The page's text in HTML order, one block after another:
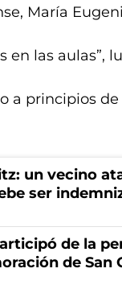
María
en las aulas”,
a principios de
un vecino
ser
de la
de San